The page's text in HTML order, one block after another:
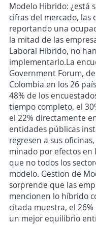
Modelo Hibrido: ¿está
cifras del mercado, las
reportando una
la mitad de las
Laboral Hibrido, no
implementarlo.La
Government Forum,
Colombia en los 26
48% de los
tiempo completo, el
el 22% directamente
entidades públicas
regresen a sus
minado por efectos
que no todos los
modelo. Gestion de
sorprende que las
mencionen lo híbrido
citada muestra, el
un mejor equilibrio